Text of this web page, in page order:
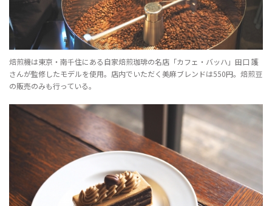
焙煎機は東京・南千住にある自家焙煎珈琲の名店「カフェ・バッハ」田口 護
さんが監修したモデルを使用。店内でいただく美麻ブレンドは550円。焙煎豆
の販売のみも行っている。